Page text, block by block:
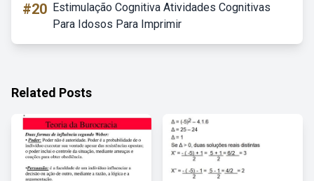
#20 Estimulação Cognitiva Atividades Cognitivas
Para Idosos Para Imprimir
Related Posts